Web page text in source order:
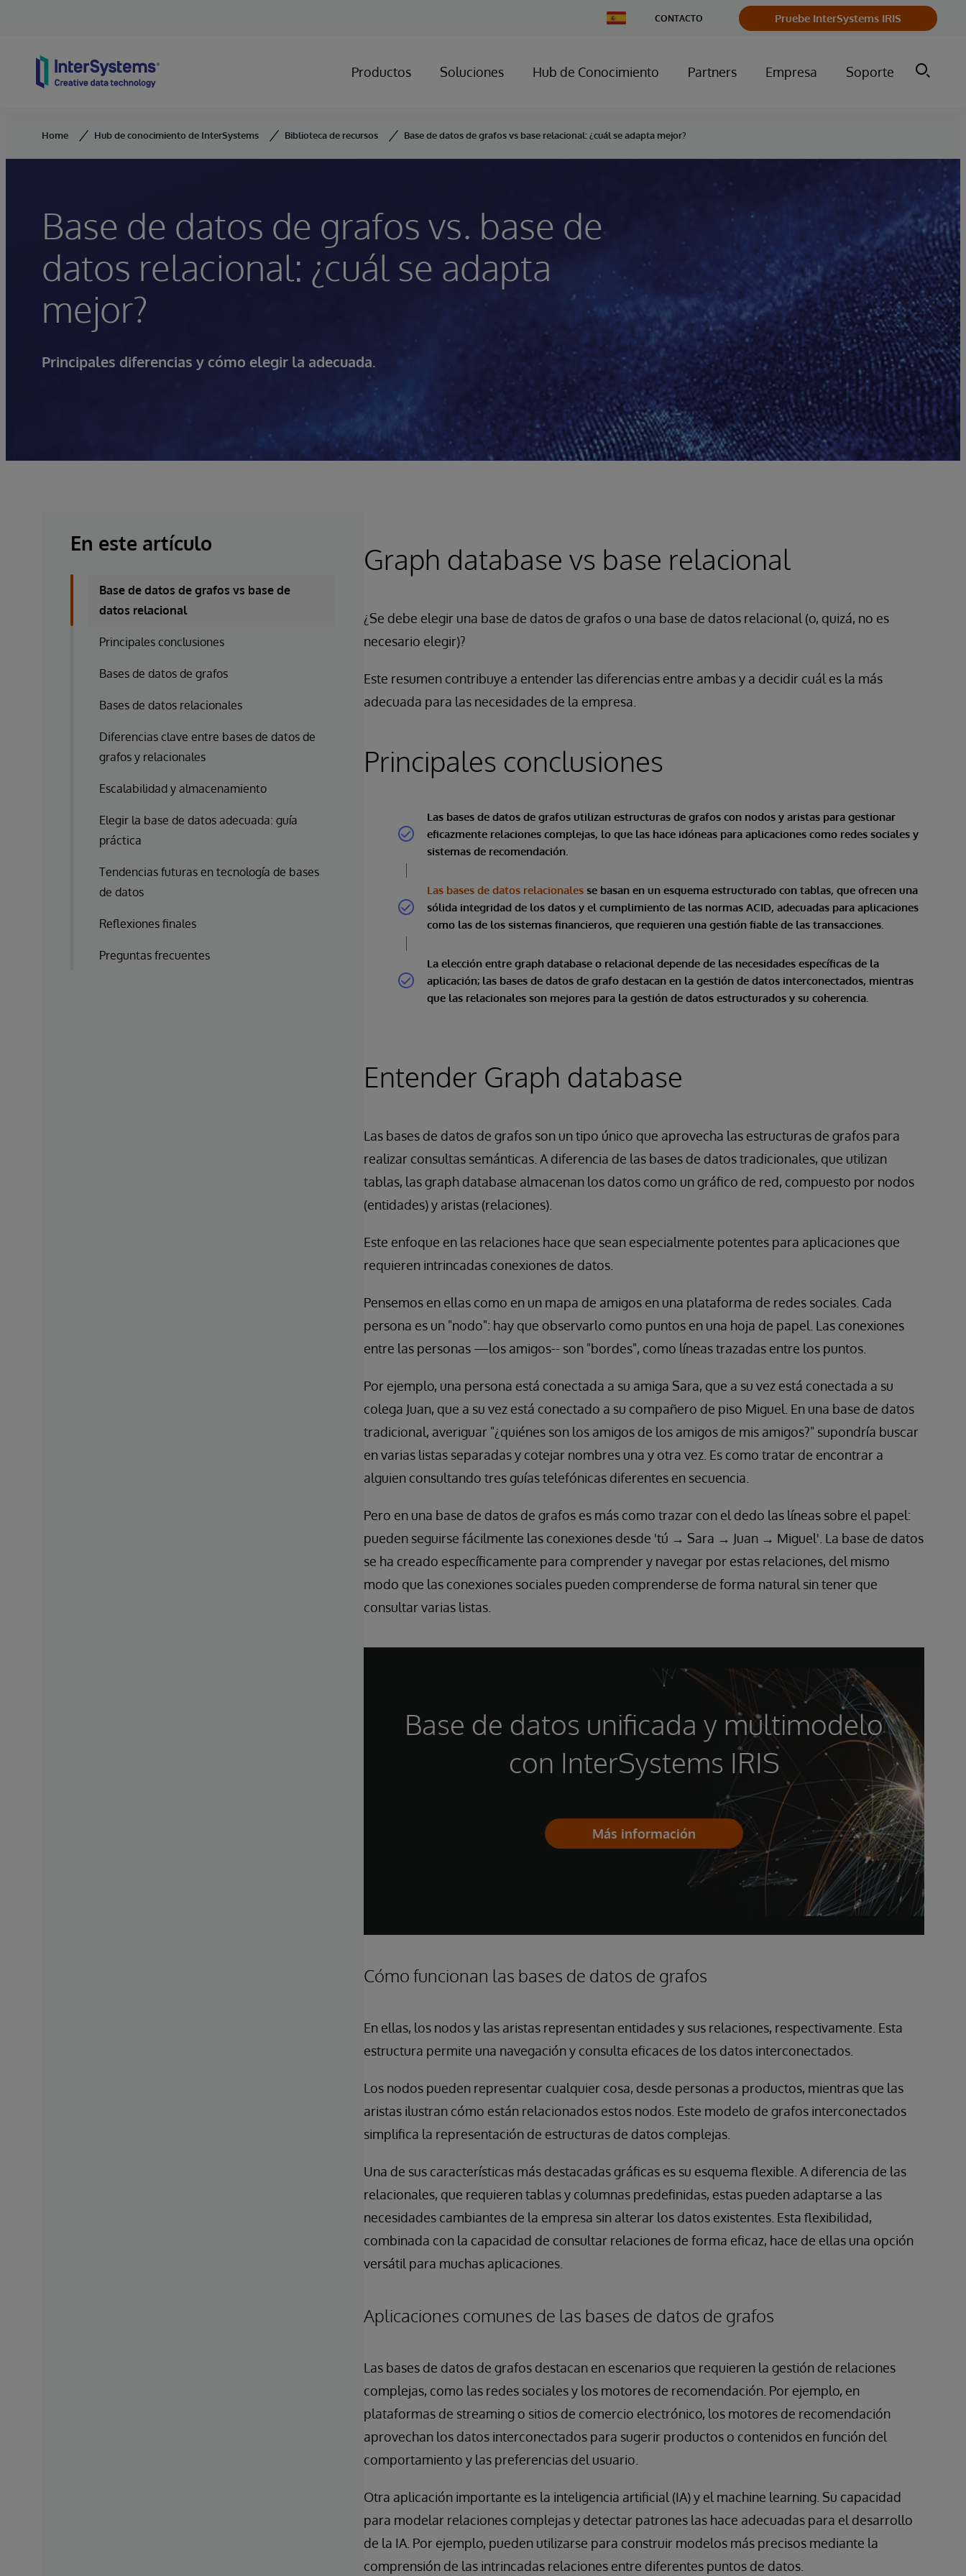
Change
Country
CONTACTO Pruebe InterSystems IRIS
Productos Soluciones Hub de Conocimiento Partners Empresa Soporte
Home Hub de conocimiento de InterSystems Biblioteca de recursos Base de datos de grafos vs base relacional: ¿cuál se adapta mejor?
Base de datos de grafos vs. base de
datos relacional: ¿cuál se adapta
mejor?
Principales diferencias y cómo elegir la adecuada.
Graph database vs base relacional
¿Se debe elegir una base de datos de grafos o una base de datos relacional (o, quizá, no es
necesario elegir)?
Este resumen contribuye a entender las diferencias entre ambas y a decidir cuál es la más
adecuada para las necesidades de la empresa.
Principales conclusiones
Las bases de datos de grafos utilizan estructuras de grafos con nodos y aristas para gestionar
eficazmente relaciones complejas, lo que las hace idóneas para aplicaciones como redes sociales y
sistemas de recomendación.
Las bases de datos relacionales se basan en un esquema estructurado con tablas, que ofrecen una
sólida integridad de los datos y el cumplimiento de las normas ACID, adecuadas para aplicaciones
como las de los sistemas financieros, que requieren una gestión fiable de las transacciones.
La elección entre graph database o relacional depende de las necesidades específicas de la
aplicación; las bases de datos de grafo destacan en la gestión de datos interconectados, mientras
que las relacionales son mejores para la gestión de datos estructurados y su coherencia.
Entender Graph database
Las bases de datos de grafos son un tipo único que aprovecha las estructuras de grafos para
realizar consultas semánticas. A diferencia de las bases de datos tradicionales, que utilizan
tablas, las graph database almacenan los datos como un gráfico de red, compuesto por nodos
(entidades) y aristas (relaciones).
Este enfoque en las relaciones hace que sean especialmente potentes para aplicaciones que
requieren intrincadas conexiones de datos.
Pensemos en ellas como en un mapa de amigos en una plataforma de redes sociales. Cada
persona es un "nodo": hay que observarlo como puntos en una hoja de papel. Las conexiones
entre las personas —los amigos-- son "bordes", como líneas trazadas entre los puntos.
Por ejemplo, una persona está conectada a su amiga Sara, que a su vez está conectada a su
colega Juan, que a su vez está conectado a su compañero de piso Miguel. En una base de datos
tradicional, averiguar "¿quiénes son los amigos de los amigos de mis amigos?" supondría buscar
en varias listas separadas y cotejar nombres una y otra vez. Es como tratar de encontrar a
alguien consultando tres guías telefónicas diferentes en secuencia.
Pero en una base de datos de grafos es más como trazar con el dedo las líneas sobre el papel:
pueden seguirse fácilmente las conexiones desde 'tú → Sara → Juan → Miguel'. La base de datos
se ha creado específicamente para comprender y navegar por estas relaciones, del mismo
modo que las conexiones sociales pueden comprenderse de forma natural sin tener que
consultar varias listas.
Base de datos unificada y multimodelo
con InterSystems IRIS
Más información
Cómo funcionan las bases de datos de grafos
En ellas, los nodos y las aristas representan entidades y sus relaciones, respectivamente. Esta
estructura permite una navegación y consulta eficaces de los datos interconectados.
Los nodos pueden representar cualquier cosa, desde personas a productos, mientras que las
aristas ilustran cómo están relacionados estos nodos. Este modelo de grafos interconectados
simplifica la representación de estructuras de datos complejas.
Una de sus características más destacadas gráficas es su esquema flexible. A diferencia de las
relacionales, que requieren tablas y columnas predefinidas, estas pueden adaptarse a las
necesidades cambiantes de la empresa sin alterar los datos existentes. Esta flexibilidad,
combinada con la capacidad de consultar relaciones de forma eficaz, hace de ellas una opción
versátil para muchas aplicaciones.
Aplicaciones comunes de las bases de datos de grafos
Las bases de datos de grafos destacan en escenarios que requieren la gestión de relaciones
complejas, como las redes sociales y los motores de recomendación. Por ejemplo, en
plataformas de streaming o sitios de comercio electrónico, los motores de recomendación
aprovechan los datos interconectados para sugerir productos o contenidos en función del
comportamiento y las preferencias del usuario.
Otra aplicación importante es la inteligencia artificial (IA) y el machine learning. Su capacidad
para modelar relaciones complejas y detectar patrones las hace adecuadas para el desarrollo
de la IA. Por ejemplo, pueden utilizarse para construir modelos más precisos mediante la
comprensión de las intrincadas relaciones entre diferentes puntos de datos.
En este artículo
Base de datos de grafos vs base de
datos relacional
Principales conclusiones
Bases de datos de grafos
Bases de datos relacionales
Diferencias clave entre bases de datos de
grafos y relacionales
Escalabilidad y almacenamiento
Elegir la base de datos adecuada: guía
práctica
Tendencias futuras en tecnología de bases
de datos
Reflexiones finales
Preguntas frecuentes